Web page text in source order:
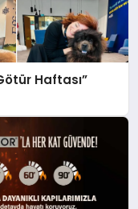
Haftası”